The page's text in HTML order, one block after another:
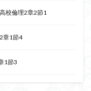
校倫理2章2節1
章1節4
1節3